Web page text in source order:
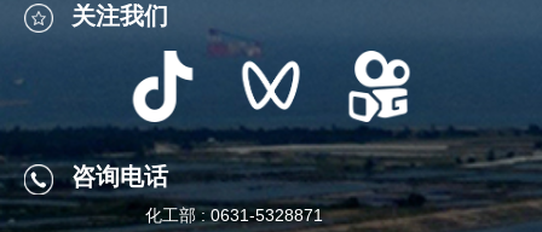
关注我们
关注我们
咨询电话
化工部 : 0631-5328871